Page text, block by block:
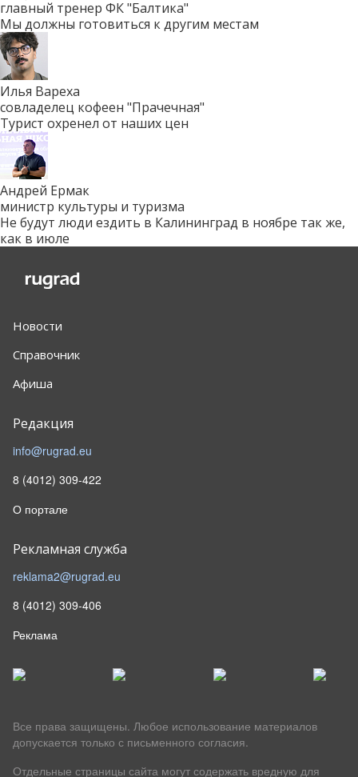
главный тренер ФК "Балтика"
Мы должны готовиться к другим местам
Илья Вареха
совладелец кофеен "Прачечная"
Турист охренел от наших цен
Андрей Ермак
министр культуры и туризма
Не будут люди ездить в Калининград в ноябре так же,
как в июле
Новости
Справочник
Афиша
Редакция
info@rugrad.eu
8 (4012) 309-422
О портале
Рекламная служба
reklama2@rugrad.eu
8 (4012) 309-406
Реклама
Все права защищены. Любое использование материалов
допускается только с письменного согласия.
Отдельные страницы сайта могут содержать вредную для